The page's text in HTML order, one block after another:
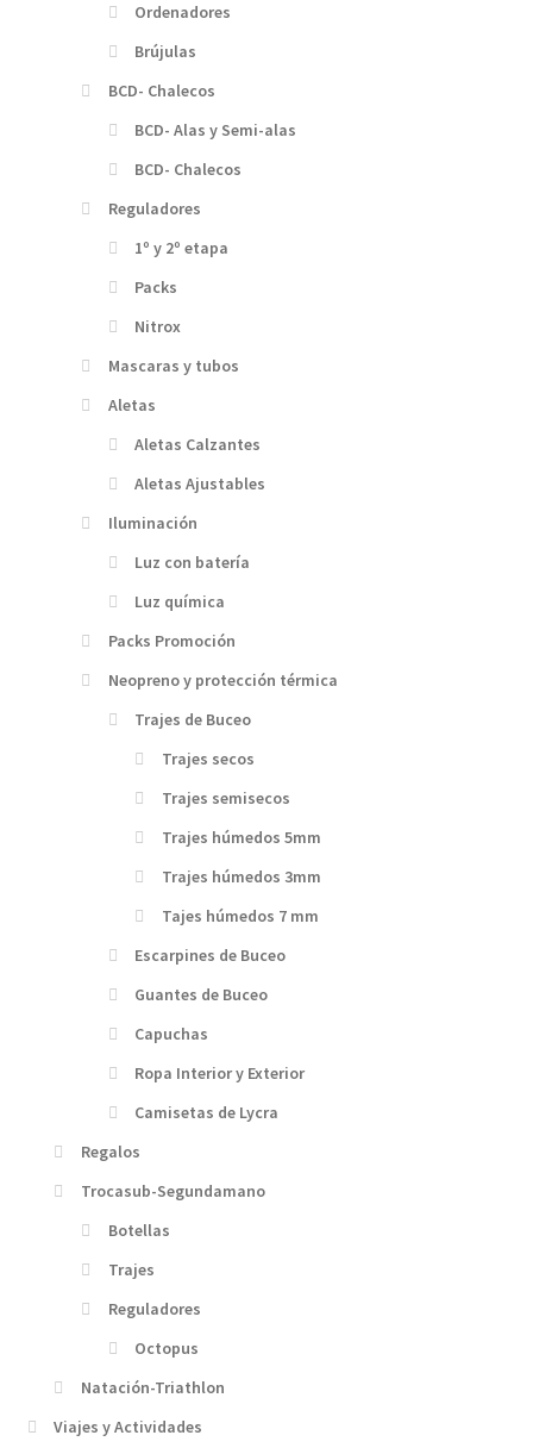
Ordenadores
Brújulas
BCD- Chalecos
BCD- Alas y Semi-alas
BCD- Chalecos
Reguladores
1º y 2º etapa
Packs
Nitrox
Mascaras y tubos
Aletas
Aletas Calzantes
Aletas Ajustables
Iluminación
Luz con batería
Luz química
Packs Promoción
Neopreno y protección térmica
Trajes de Buceo
Trajes secos
Trajes semisecos
Trajes húmedos 5mm
Trajes húmedos 3mm
Tajes húmedos 7 mm
Escarpines de Buceo
Guantes de Buceo
Capuchas
Ropa Interior y Exterior
Camisetas de Lycra
Regalos
Trocasub-Segundamano
Botellas
Trajes
Reguladores
Octopus
Natación-Triathlon
Viajes y Actividades